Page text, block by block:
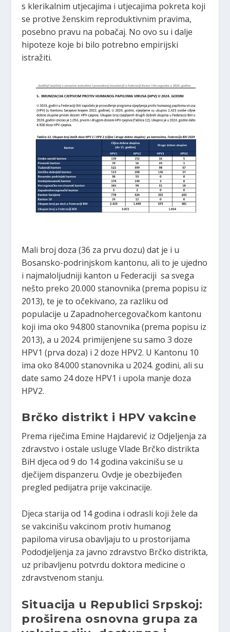
s klerikalnim utjecajima i utjecajima pokreta koji
se protive ženskim reproduktivnim pravima,
posebno pravu na pobačaj. No ovo su i dalje
hipoteze koje bi bilo potrebno empirijski
istražiti.
Mali broj doza (36 za prvu dozu) dat je i u
Bosansko-podrinjskom kantonu, ali to je ujedno
i najmaloljudniji kanton u Federaciji sa svega
nešto preko 20.000 stanovnika (prema popisu iz
2013), te je to očekivano, za razliku od
populacije u Zapadnohercegovačkom kantonu
koji ima oko 94.800 stanovnika (prema popisu iz
2013), a u 2024. primijenjene su samo 3 doze
HPV1 (prva doza) i 2 doze HPV2. U Kantonu 10
ima oko 84.000 stanovnika u 2024. godini, ali su
date samo 24 doze HPV1 i upola manje doza
HPV2.
Brčko distrikt i HPV vakcine
Prema riječima Emine Hajdarević iz Odjeljenja za
zdravstvo i ostale usluge Vlade Brčko distrikta
BiH djeca od 9 do 14 godina vakcinišu se u
dječijem dispanzeru. Ovdje je obezbijeđen
pregled pedijatra prije vakcinacije.
Djeca starija od 14 godina i odrasli koji žele da
se vakcinišu vakcinom protiv humanog
papiloma virusa obavljaju to u prostorijama
Pododjeljenja za javno zdravstvo Brčko distrikta,
uz pribavljenu potvrdu doktora medicine o
zdravstvenom stanju.
Situacija u Republici Srpskoj:
proširena osnovna grupa za